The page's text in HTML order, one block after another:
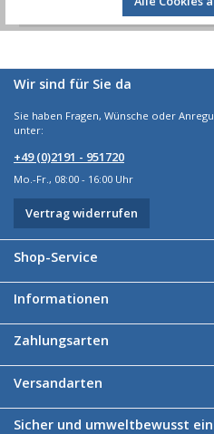
Wir sind für Sie da
Sie haben Fragen, Wünsche oder
unter:
+49 (0)2191 - 951720
Mo.-Fr., 08:00 - 16:00 Uhr
Vertrag widerrufen
Shop-Service
Informationen
Zahlungsarten
Versandarten
Sicher und umweltbewusst